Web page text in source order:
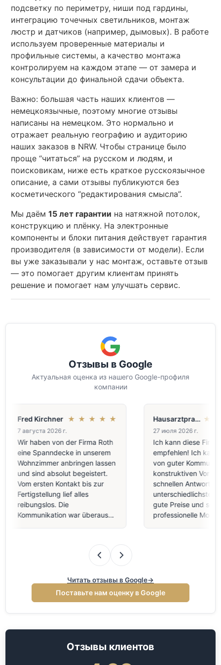
подсветку по периметру, ниши под гардины,
интеграцию точечных светильников, монтаж
люстр и датчиков (например, дымовых). В работе
используем проверенные материалы и
профильные системы, а качество монтажа
контролируем на каждом этапе — от замера и
консультации до финальной сдачи объекта.
Важно: большая часть наших клиентов —
немецкоязычные, поэтому многие отзывы
написаны на немецком. Это нормально и
отражает реальную географию и аудиторию
наших заказов в NRW. Чтобы странице было
проще “читаться” на русском и людям, и
поисковикам, ниже есть краткое русскоязычное
описание, а сами отзывы публикуются без
косметического “редактирования смысла”.
Мы даём 15 лет гарантии на натяжной потолок,
конструкцию и плёнку. На электронные
компоненты и блоки питания действует гарантия
производителя (в зависимости от модели). Если
вы уже заказывали у нас монтаж, оставьте отзыв
— это помогает другим клиентам принять
решение и помогает нам улучшать сервис.
Отзывы в Google
Актуальная оценка из нашего Google-профиля
компании
Fred Kirchner
7 августа 2026 г.
★ ★ ★ ★ ★
Wir haben von der Firma Roth
eine Spanndecke in unserem
Wohnzimmer anbringen lassen
und sind absolut begeistert.
Vom ersten Kontakt bis zur
Fertigstellung lief alles
reibungslos. Die
Kommunikation war überaus
Hausarztpraxis Ehrhardt
27 июля 2026 г.
★ ★
Ich kann diese Firma
empfehlen! Ich kann
von guter
konstruktiven
schnellen Antworten
unterschiedlichste
gute Preise und sehr
professionelle
Читать отзывы в Google→
Поставьте нам оценку в Google
Отзывы клиентов